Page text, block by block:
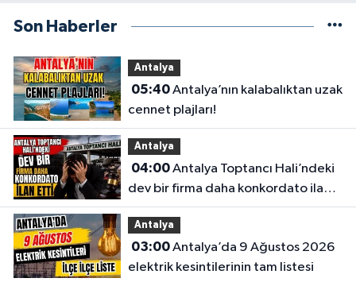
Son Haberler
Antalya
05:40Antalya’nın kalabalıktan uzak
cennet plajları!
Antalya
04:00Antalya Toptancı Hali’ndeki
dev bir firma daha konkordato ilan
etti
Antalya
03:00Antalya’da 9 Ağustos 2026
elektrik kesintilerinin tam listesi